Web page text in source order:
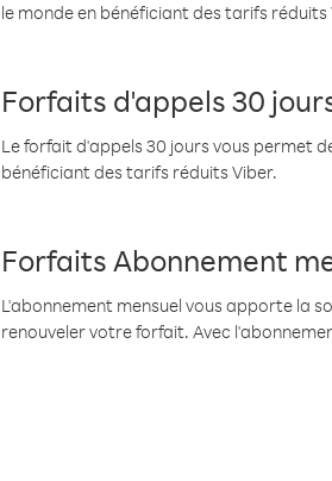
le monde en bénéficiant des tarifs réduits
Forfaits d'appels 30
Le forfait d'appels 30 jours vous permet
bénéficiant des tarifs réduits Viber.
Forfaits Abonnement
L'abonnement mensuel vous apporte la
renouveler votre forfait. Avec